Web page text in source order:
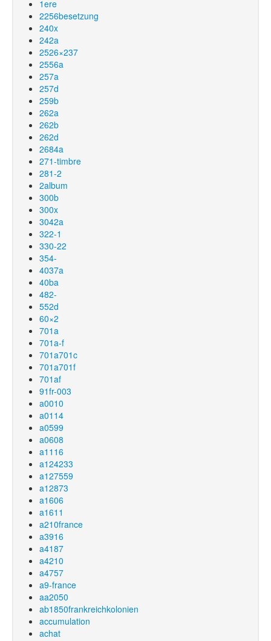
1ere
2256besetzung
240x
242a
2526×237
2556a
257a
257d
259b
262a
262b
262d
2684a
271-timbre
281-2
2album
300b
300x
3042a
322-1
330-22
354-
4037a
40ba
482-
552d
60×2
701a
701a-f
701a701c
701a701f
701af
91fr-003
a0010
a0114
a0599
a0608
a1116
a124233
a127559
a12873
a1606
a1611
a210france
a3916
a4187
a4210
a4757
a9-france
aa2050
ab1850frankreichkolonien
accumulation
achat